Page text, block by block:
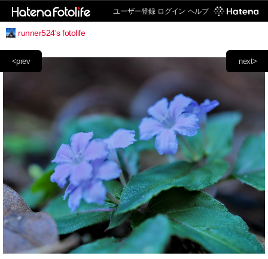
ユーザー登録 ログイン ヘルプ
runner524's fotolife
next>
<prev